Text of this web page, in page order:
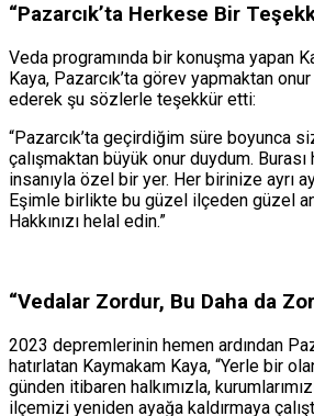
“Pazarcık’ta Herkese Bir
Veda programında bir konuşma yapan
Kaya, Pazarcık’ta görev yapmaktan
ederek şu sözlerle teşekkür etti:
“Pazarcık’ta geçirdiğim süre boyunca
çalışmaktan büyük onur duydum.
insanıyla özel bir yer. Her birinize ayrı
Eşimle birlikte bu güzel ilçeden güzel
Hakkınızı helal edin.”
“Vedalar Zordur, Bu Daha da
2023 depremlerinin hemen ardından
hatırlatan Kaymakam Kaya, “Yerle bir
günden itibaren halkımızla,
ilçemizi yeniden ayağa kaldırmaya